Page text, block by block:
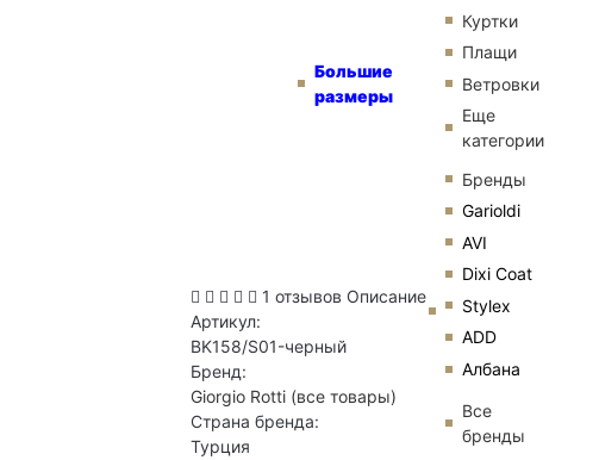
Большие
размеры
Куртки
Плащи
Ветровки
Еще
категории
Бренды
Garioldi
AVI
Dixi Coat
Stylex
ADD
Албана
Все
бренды
1 отзывов Описание
Артикул:
BK158/S01-черный
Бренд:
Giorgio Rotti (все товары)
Страна бренда:
Турция